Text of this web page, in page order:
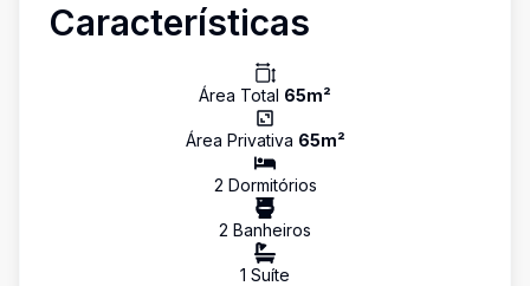
Características
Área Total 65m²
Área Privativa 65m²
2 Dormitórios
2 Banheiros
1 Suíte